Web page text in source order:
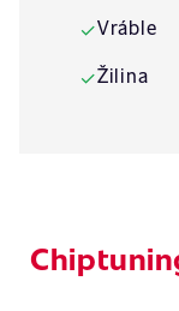
✓Vráble
✓Žilina